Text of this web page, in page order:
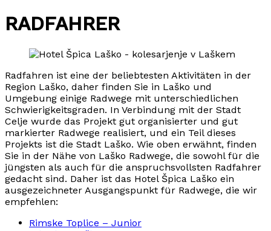
RADFAHRER
Radfahren ist eine der beliebtesten Aktivitäten in der
Region Laško, daher finden Sie in Laško und
Umgebung einige Radwege mit unterschiedlichen
Schwierigkeitsgraden. In Verbindung mit der Stadt
Celje wurde das Projekt gut organisierter und gut
markierter Radwege realisiert, und ein Teil dieses
Projekts ist die Stadt Laško. Wie oben erwähnt, finden
Sie in der Nähe von Laško Radwege, die sowohl für die
jüngsten als auch für die anspruchsvollsten Radfahrer
gedacht sind. Daher ist das Hotel Špica Laško ein
ausgezeichneter Ausgangspunkt für Radwege, die wir
empfehlen:
Rimske Toplice – Junior